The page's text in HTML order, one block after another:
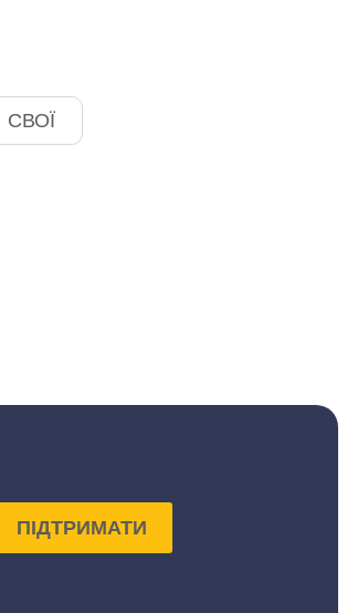
СВОЇ
ПІДТРИМАТИ